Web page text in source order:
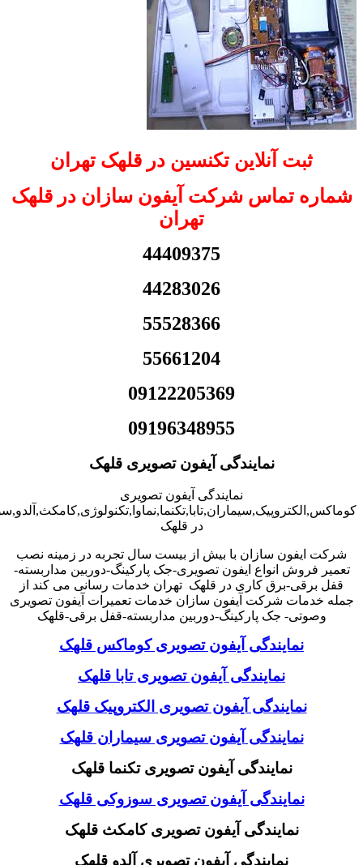
ثبت آنلاین تکنسین در قلهک تهران
شماره تماس شرکت آیفون سازان در قلهک
تهران
44409375
44283026
55528366
55661204
09122205369
09196348955
نمایندگی آیفون تصویری قلهک
نمایندگی آیفون تصویری
در قلهک
شرکت ایفون سازان با بیش از بیست سال تجربه در زمینه نصب
تعمیر فروش انواع ایفون تصویری-جک پارکینگ-دوربین مداربسته-
قفل برقی-برق کاری در قلهک تهران خدمات رسانی می کند از
جمله خدمات شرکت آیفون سازان خدمات تعمیرات آیفون تصویری
وصوتی- جک پارکینگ-دوربین مداربسته-قفل برقی-قلهک
نمایندگی آیفون تصویری کوماکس قلهک
نمایندگی آیفون تصویری تابا قلهک
نمایندگی آیفون تصویری الکتروپیک قلهک
نمایندگی آیفون تصویری سیماران قلهک
نمایندگی آیفون تصویری تکنما قلهک
نمایندگی آیفون تصویری سوزوکی قلهک
نمایندگی آیفون تصویری کامکث قلهک
نمایندگی آیفون تصویری آلدو قلهک